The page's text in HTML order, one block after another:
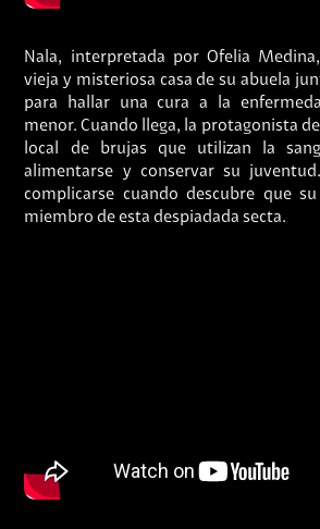
Nala, interpretada por Ofelia
vieja y misteriosa casa de su abuela
para hallar una cura a la
menor. Cuando llega, la protagonista
local de brujas que utilizan la
alimentarse y conservar su
complicarse cuando descubre que
miembro de esta despiadada secta.